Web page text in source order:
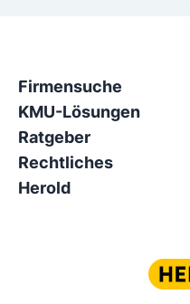
Firmensuche
KMU-Lösungen
Ratgeber
Rechtliches
Herold